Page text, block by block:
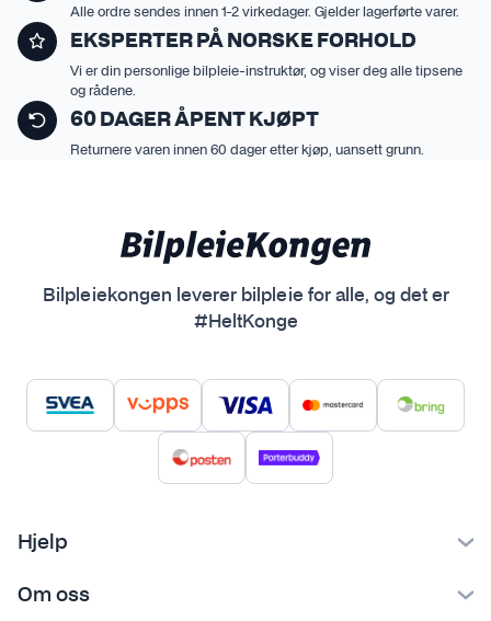
Alle ordre sendes innen 1-2 virkedager. Gjelder lagerførte varer.
EKSPERTER PÅ NORSKE FORHOLD
Vi er din personlige bilpleie-instruktør, og viser deg alle tipsene
og rådene.
60 DAGER ÅPENT KJØPT
Returnere varen innen 60 dager etter kjøp, uansett grunn.
Bilpleiekongen leverer bilpleie for alle, og det er
#HeltKonge
Hjelp
Ofte stilte spørsmål
Om oss